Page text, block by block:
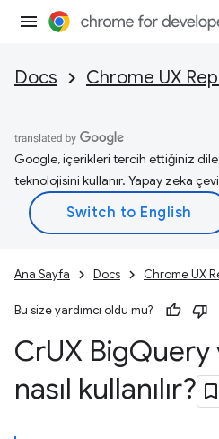
Docs Chrome UX
Google, içerikleri tercih ettiğiniz
teknolojisini kullanır. Yapay zeka
Ana Sayfa Docs Chrome UX
Bu size yardımcı oldu mu?
CrUX BigQuery
nasıl kullanılır?